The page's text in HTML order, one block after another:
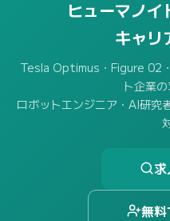
ヒューマノイ
キャリ
Tesla Optimus・Figure 02
ト企業の
ロボットエンジニア・AI研究
無